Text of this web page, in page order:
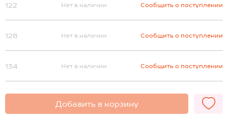
122 Нет в наличии Сообщить о поступлении
128 Нет в наличии Сообщить о поступлении
134 Нет в наличии Сообщить о поступлении
Добавить в корзину